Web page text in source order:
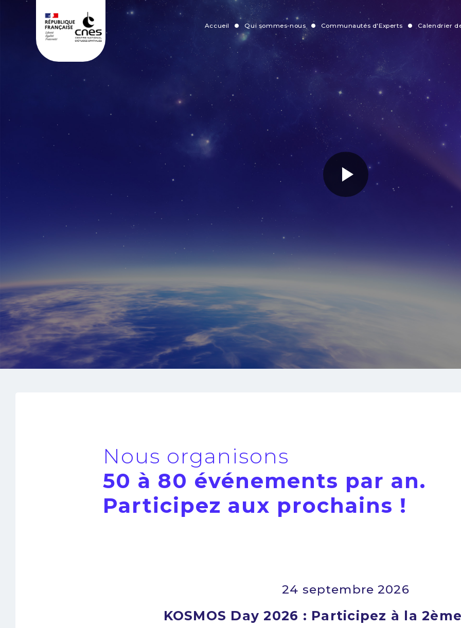
Panneau de gestion des cookies
Navigation
principale
Accueil Qui sommes-nous Communautés d'Experts Calendrier
Nous organisons
50 à 80 événements par an.
Participez aux prochains !
9 octobre 2026
3eme journée de la communauté